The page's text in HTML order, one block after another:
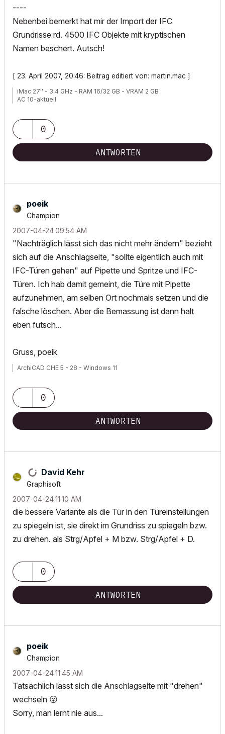
----
Nebenbei bemerkt hat mir der Import der IFC
Grundrisse rd. 4500 IFC Objekte mit kryptischen
Namen beschert. Autsch!
[ 23. April 2007, 20:46: Beitrag editiert von: martin.mac ]
iMac 27'' - 3,4 GHz - RAM 16/32 GB - VRAM 2 GB
AC 10-aktuell
0
ANTWORTEN
poeik
Champion
‎2007-04-2409:54 AM
"Nachträglich lässt sich das nicht mehr ändern" bezieht
sich auf die Anschlagseite, "sollte eigentlich auch mit
IFC-Türen gehen" auf Pipette und Spritze und IFC-
Türen. Ich hab damit gemeint, die Türe mit Pipette
aufzunehmen, am selben Ort nochmals setzen und die
falsche löschen. Aber die Bemassung ist dann halt
eben futsch...
Gruss, poeik
ArchiCAD CHE 5 - 28 - Windows 11
0
ANTWORTEN
David Kehr
Graphisoft
‎2007-04-2411:10 AM
die bessere Variante als die Tür in den Türeinstellungen
zu spiegeln ist, sie direkt im Grundriss zu spiegeln bzw.
zu drehen. als Strg/Apfel + M bzw. Strg/Apfel + D.
0
ANTWORTEN
poeik
Champion
‎2007-04-2411:45 AM
Tatsächlich lässt sich die Anschlagseite mit "drehen"
wechseln 😮
Sorry, man lernt nie aus...